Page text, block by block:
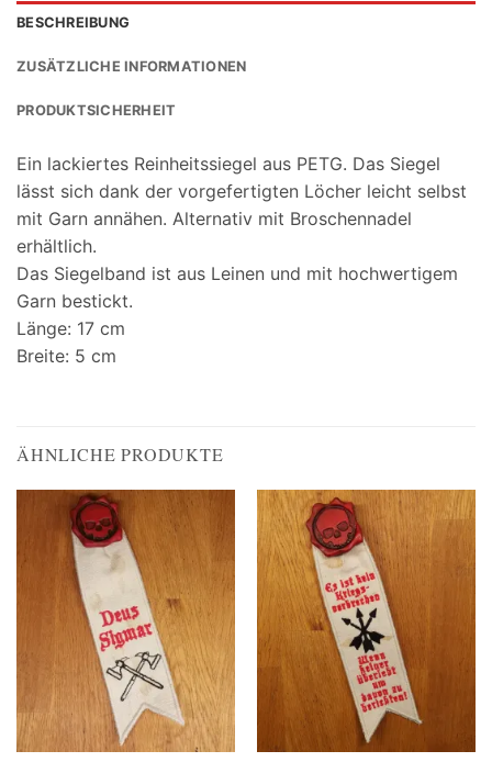
BESCHREIBUNG
ZUSÄTZLICHE INFORMATIONEN
PRODUKTSICHERHEIT
Ein lackiertes Reinheitssiegel aus PETG. Das Siegel
lässt sich dank der vorgefertigten Löcher leicht selbst
mit Garn annähen. Alternativ mit Broschennadel
erhältlich.
Das Siegelband ist aus Leinen und mit hochwertigem
Garn bestickt.
Länge: 17 cm
Breite: 5 cm
ÄHNLICHE PRODUKTE